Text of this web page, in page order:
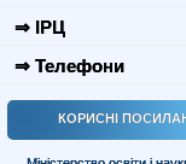
⇒ ІРЦ
⇒ Телефони
КОРИСНІ